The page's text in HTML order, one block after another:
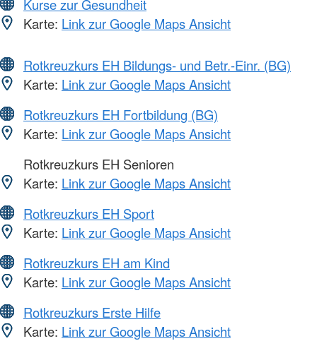
Kurse zur Gesundheit
Karte: Link zur Google Maps Ansicht
Rotkreuzkurs EH Bildungs- und Betr.-Einr. (BG)
Karte: Link zur Google Maps Ansicht
Rotkreuzkurs EH Fortbildung (BG)
Karte: Link zur Google Maps Ansicht
Rotkreuzkurs EH Senioren
Karte: Link zur Google Maps Ansicht
Rotkreuzkurs EH Sport
Karte: Link zur Google Maps Ansicht
Rotkreuzkurs EH am Kind
Karte: Link zur Google Maps Ansicht
Rotkreuzkurs Erste Hilfe
Karte: Link zur Google Maps Ansicht